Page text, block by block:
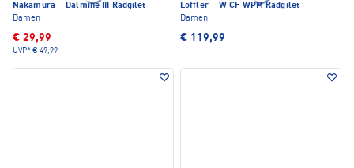
Nakamura · Dalmine III Radgilet
Damen
€ 29,99
UVP* € 49,99
Löffler · W CF WPM Radgilet
Damen
€ 119,99